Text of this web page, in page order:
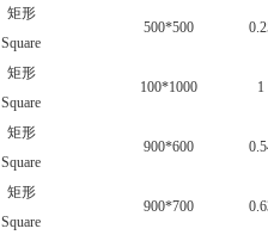
矩形
Square
500*500
矩形
Square
100*1000 1
矩形
Square
900*600
矩形
Square
900*700